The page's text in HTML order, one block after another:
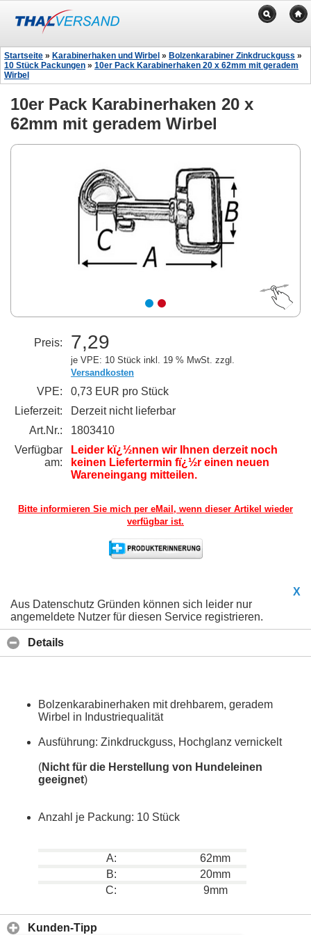
Startseite » Karabinerhaken und Wirbel » Bolzenkarabiner Zinkdruckguss »
10 Stück Packungen » 10er Pack Karabinerhaken 20 x 62mm mit geradem
Wirbel
10er Pack Karabinerhaken 20 x
62mm mit geradem Wirbel
Preis: 7,29
je VPE: 10 Stück inkl. 19 % MwSt. zzgl.
Versandkosten
VPE:
0,73 EUR pro Stück
Lieferzeit:
Derzeit nicht lieferbar
Art.Nr.:
1803410
Verfügbar
am:
Leider kï¿½nnen wir Ihnen derzeit noch
keinen Liefertermin fï¿½r einen neuen
Wareneingang mitteilen.
Bitte informieren Sie mich per eMail, wenn dieser Artikel wieder
verfügbar ist.
X
Aus Datenschutz Gründen können sich leider nur
angemeldete Nutzer für diesen Service registrieren.
Details
Bolzenkarabinerhaken mit drehbarem, geradem
Wirbel in Industriequalität
Ausführung: Zinkdruckguss, Hochglanz vernickelt
(Nicht für die Herstellung von Hundeleinen
geeignet)
Anzahl je Packung: 10 Stück
A:
62mm
B:
20mm
C:
9mm
Kunden-Tipp